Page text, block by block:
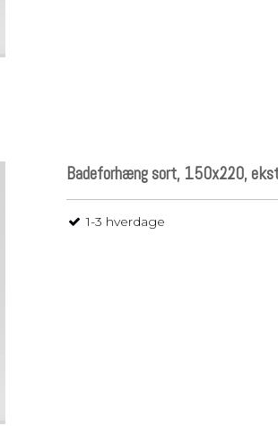
Badeforhæng sort, 150x220,
1-3 hverdage